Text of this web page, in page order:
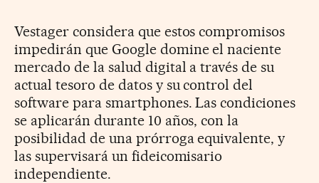
Vestager considera que estos compromisos
impedirán que Google domine el naciente
mercado de la salud digital a través de su
actual tesoro de datos y su control del
software para smartphones. Las condiciones
se aplicarán durante 10 años, con la
posibilidad de una prórroga equivalente, y
las supervisará un fideicomisario
independiente.